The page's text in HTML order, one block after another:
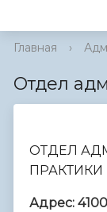
Главная ›
Отдел
ОТДЕЛ
ПРАКТИКИ
Адрес: